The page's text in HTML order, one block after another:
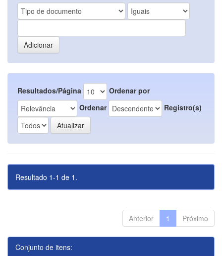
Resultados/Página
Ordenar por
Ordenar
Registro(s)
Resultado 1-1 de 1.
Anterior 1 Próximo
Conjunto de itens: